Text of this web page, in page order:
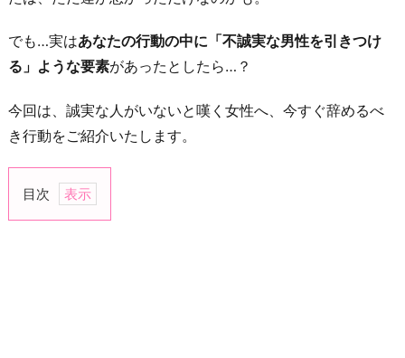
でも…実はあなたの行動の中に「不誠実な男性を引きつけ
る」ような要素があったとしたら…？
今回は、誠実な人がいないと嘆く女性へ、今すぐ辞めるべ
き行動をご紹介いたします。
目次
1.